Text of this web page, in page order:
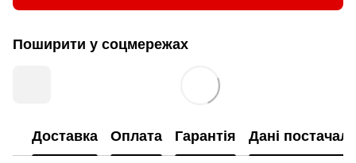
Поширити у соцмережах
Доставка Оплата Гарантія Дані